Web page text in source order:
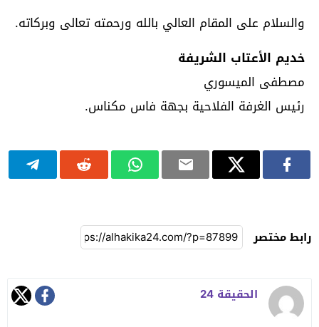
والسلام على المقام العالي بالله ورحمته تعالى وبركاته.
خديم الأعتاب الشريفة
مصطفى الميسوري
رئيس الغرفة الفلاحية بجهة فاس مكناس.
رابط مختصر
الحقيقة 24